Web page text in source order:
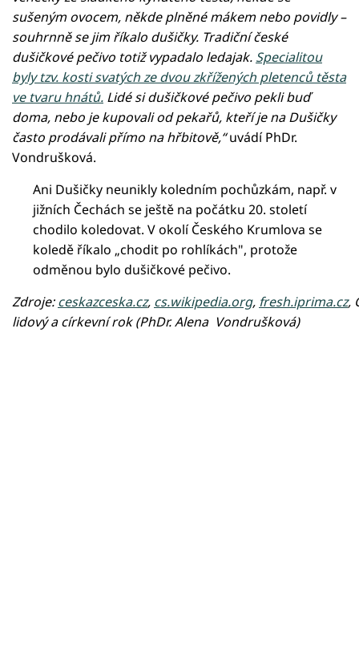
sušeným ovocem, někde plněné mákem nebo povidly –
souhrnně se jim říkalo dušičky. Tradiční české
dušičkové pečivo totiž vypadalo ledajak. Specialitou
byly tzv. kosti svatých ze dvou zkřížených pletenců těsta
ve tvaru hnátů. Lidé si dušičkové pečivo pekli buď
doma, nebo je kupovali od pekařů, kteří je na Dušičky
často prodávali přímo na hřbitově,“uvádí PhDr.
Vondrušková.
Ani Dušičky neunikly koledním pochůzkám, např. v
jižních Čechách se ještě na počátku 20. století
chodilo koledovat. V okolí Českého Krumlova se
koledě říkalo „chodit po rohlíkách", protože
odměnou bylo dušičkové pečivo.
Zdroje:ceskazceska.cz, cs.wikipedia.org, fresh.iprima.cz,
lidový a církevní rok (PhDr. Alena Vondrušková)